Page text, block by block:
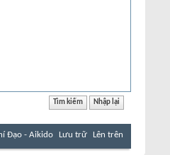
Đạo - Aikido Lưu trữ Lên trên